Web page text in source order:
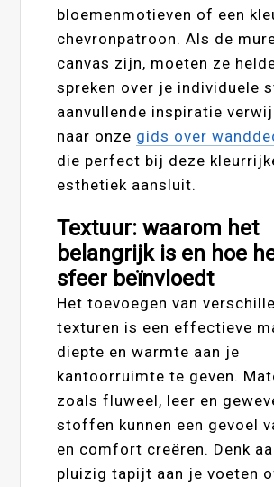
bloemenmotieven of een
chevronpatroon. Als de
canvas zijn, moeten ze
spreken over je individuele
aanvullende inspiratie
naar onze gids over
die perfect bij deze
esthetiek aansluit.
Textuur: waarom het
belangrijk is en hoe
sfeer beïnvloedt
Het toevoegen van
texturen is een effectieve
diepte en warmte aan je
kantoorruimte te geven.
zoals fluweel, leer en
stoffen kunnen een gevoel
en comfort creëren. Denk
pluizig tapijt aan je voeten